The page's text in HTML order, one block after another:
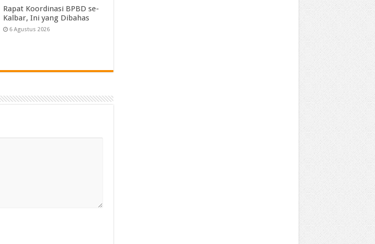
Rapat Koordinasi BPBD se-
Kalbar, Ini yang Dibahas
6 Agustus 2026